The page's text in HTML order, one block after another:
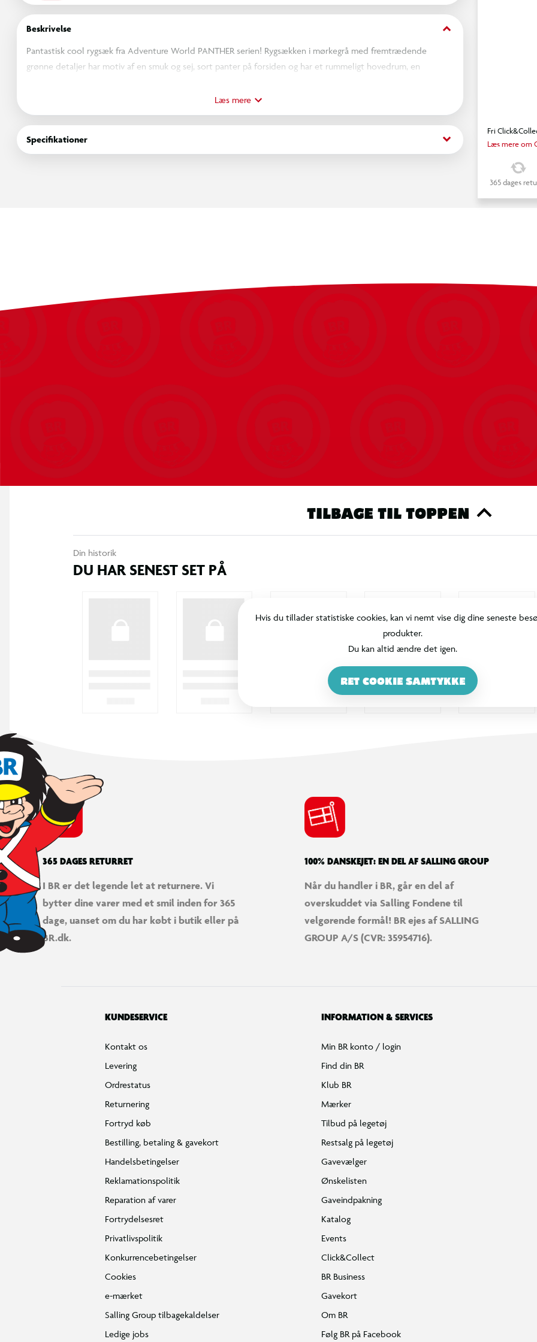
Beskrivelse keyboard_arrow_down
Pantastisk cool rygsæk fra Adventure World PANTHER serien! Rygsækken i mørkegrå med fremtrædende
grønne detaljer har motiv af en smuk og sej, sort panter på forsiden og har et rummeligt hovedrum, en
desuden udstyret med en ophængsstrop, polstret ryg, polstret og justerbare skulderremme samt brystrem for
god komfort samt stabil pasform på ryggen. Mål: 16 x 26 x 36 cm
Læs mere
Specifikationer keyboard_arrow_down
Fri
Læs mere om
365 dages
TILBAGE TIL TOPPEN
Din historik
DU HAR SENEST SET PÅ
Hvis du tillader statistiske cookies, kan vi nemt vise dig dine seneste
produkter.
Du kan altid ændre det igen.
RET COOKIE SAMTYKKE
365 DAGES RETURRET
I BR er det legende let at returnere. Vi
bytter dine varer med et smil inden for 365
dage, uanset om du har købt i butik eller på
BR.dk.
100% DANSKEJET: EN DEL AF SALLING GROUP
Når du handler i BR, går en del af
overskuddet via Salling Fondene til
velgørende formål! BR ejes af SALLING
GROUP A/S (CVR: 35954716).
KUNDESERVICE
Kontakt os
Levering
Ordrestatus
Returnering
Fortryd køb
Bestilling, betaling & gavekort
Handelsbetingelser
Reklamationspolitik
Reparation af varer
Fortrydelsesret
Privatlivspolitik
Konkurrencebetingelser
Cookies
e-mærket
Salling Group tilbagekaldelser
Ledige jobs
INFORMATION & SERVICES
Min BR konto / login
Find din BR
Klub BR
Mærker
Tilbud på legetøj
Restsalg på legetøj
Gavevælger
Ønskelisten
Gaveindpakning
Katalog
Events
Click&Collect
BR Business
Gavekort
Om BR
Følg BR på Facebook